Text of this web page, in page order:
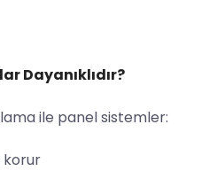
Dayanıklıdır?
ile panel sistemler:
korur